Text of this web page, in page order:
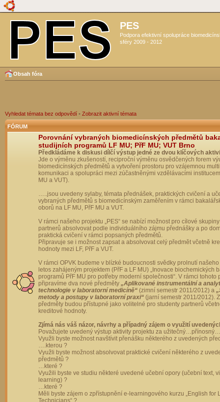
PES
Podpora efektivní spolupráce
sféry 2009 - 2012
Obsah fóra
Vyhledat témata bez odpovědí • Zobrazit aktivní témata
FÓRUM
Porovnání vybraných biomedicínských předmětů
studijních programů LF MU; PřF MU; VUT Brno
Předkládáme k diskusi dílčí výstup jedné ze dvou klíčových
Jde o výměnu zkušeností, reciproční výměnu osvědčených forem
biomedicínských předmětů a vytvoření prostoru pro vzájemnou
komunikaci a spolupráci mezi zúčastněnými vzdělávacími
MU a VUT).
…..jsou uvedeny sylaby, témata přednášek, praktických cvičení a
vybraných předmětů s biomedicínským zaměřením v rámci
oborů na LF MU, PřF MU a VUT.
V rámci našeho projektu „PES“ se nabízí možnost pro cílové
partnerů absolvovat podle individuálního zájmu přednášky a po
praktická cvičení v rámci popsaných předmětů.
Připravuje se i možnost zapsat a absolvovat celý předmět včetně
hodnoty mezi LF, PřF a VUT.
V rámci OPVK budeme v blízké budoucnosti svědky prolnutí
letos zahájeným projektem (PřF a LF MU) „Inovace biochemických
programů PřF MU pro potřeby moderní společnosti“. V rámci tohoto
připravíme dva nové předměty „Aplikované instrumentální a
technologie v laboratorní medicíně“ (zimní semestr 2011/2012) a
metody a postupy v laboratorní praxi“ (jarní semestr 2011/2012).
předměty budou přístupné jako volitelné pro studenty partnerů
kreditové hodnoty.
Zjímá nás váš názor, návrhy a případný zájem o využití
Považujete uvedený výstup aktivity projektu za
Využli byste možnost navštívit přenášku některého z uvedených
….kterou ?
Využli byste možnost absolvovat praktické cvičení některého z
předmětů ?
…které ?
Využili byste ve studiu některé uvedené učební opory (učební text,
learning) ?
…které ?
Měli byste zájem o zpřístupnění e-learningového kurzu „English for
Technicians“ ?